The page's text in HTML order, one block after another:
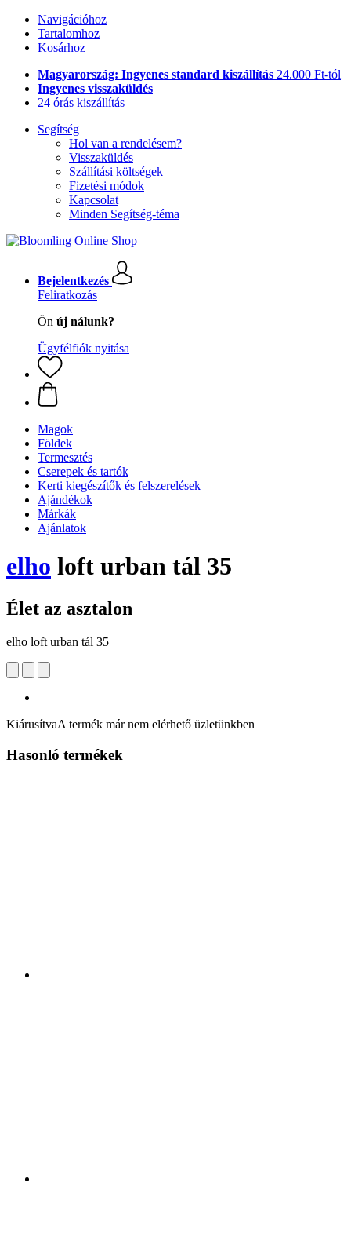
Navigációhoz
Tartalomhoz
Kosárhoz
Magyarország: Ingyenes standard kiszállítás 24.000 Ft-tól
Ingyenes visszaküldés
24 órás kiszállítás
Segítség
Hol van a rendelésem?
Visszaküldés
Szállítási költségek
Fizetési módok
Kapcsolat
Minden Segítség-téma
Bejelentkezés
Feliratkozás
Ön új nálunk?
Ügyfélfiók nyitása
Magok
Földek
Termesztés
Cserepek és tartók
Kerti kiegészítők és felszerelések
Ajándékok
Márkák
Ajánlatok
elho loft urban tál 35
Élet az asztalon
elho loft urban tál 35
KiárusítvaA termék már nem elérhető üzletünkben
Hasonló termékek